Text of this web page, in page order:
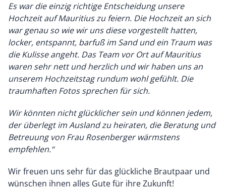
Es war die einzig richtige Entscheidung unsere
Hochzeit auf Mauritius zu feiern. Die Hochzeit an sich
war genau so wie wir uns diese vorgestellt hatten,
locker, entspannt, barfuß im Sand und ein Traum was
die Kulisse angeht. Das Team vor Ort auf Mauritius
waren sehr nett und herzlich und wir haben uns an
unserem Hochzeitstag rundum wohl gefühlt. Die
traumhaften Fotos sprechen für sich.
Wir könnten nicht glücklicher sein und können jedem,
der überlegt im Ausland zu heiraten, die Beratung und
Betreuung von Frau Rosenberger wärmstens
empfehlen.“
Wir freuen uns sehr für das glückliche Brautpaar und
wünschen ihnen alles Gute für ihre Zukunft!